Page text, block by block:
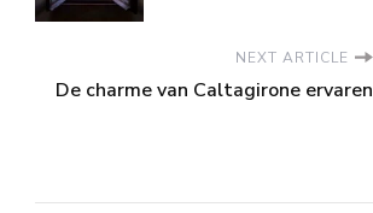
NEXT ARTICLE
De charme van Caltagirone ervaren